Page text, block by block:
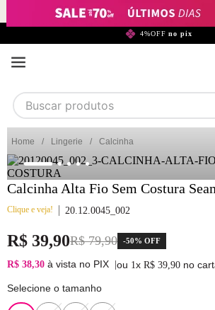
4%OFF no pix
Buscar produtos
1 calcinha
2 sutiã
camisola
7 renda
Lingerie Calcinha
Calcinha Alta Fio Sem Costura
Clique e veja! 20.12.0045_002
R$ 39,90R$ 79,90 -50% OFF
R$ 38,30 à vista no PIX ou 1x R$ 39,90 no
Selecione o tamanho